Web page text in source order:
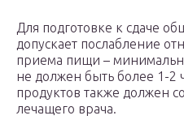
Для подготовке к сдаче
допускает послабление
приема пищи –
не должен быть более 1-2
продуктов также должен
лечащего врача.